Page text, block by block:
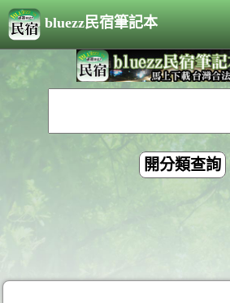
bluezz民宿筆記本
開分類查詢